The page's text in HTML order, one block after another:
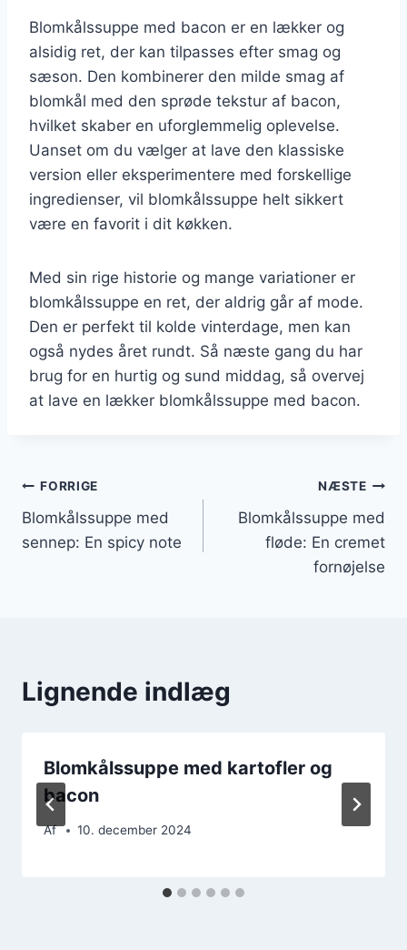
Blomkålssuppe med bacon er en lækker og
alsidig ret, der kan tilpasses efter smag og
sæson. Den kombinerer den milde smag af
blomkål med den sprøde tekstur af bacon,
hvilket skaber en uforglemmelig oplevelse.
Uanset om du vælger at lave den klassiske
version eller eksperimentere med forskellige
ingredienser, vil blomkålssuppe helt sikkert
være en favorit i dit køkken.
Med sin rige historie og mange variationer er
blomkålssuppe en ret, der aldrig går af mode.
Den er perfekt til kolde vinterdage, men kan
også nydes året rundt. Så næste gang du har
brug for en hurtig og sund middag, så overvej
at lave en lækker blomkålssuppe med bacon.
Indlægsnavigation
FORRIGE
Blomkålssuppe med
sennep: En spicy note
NÆSTE
Blomkålssuppe med
fløde: En cremet
fornøjelse
Lignende indlæg
Blomkålssuppe med kartofler og
bacon
Af 10. december 2024